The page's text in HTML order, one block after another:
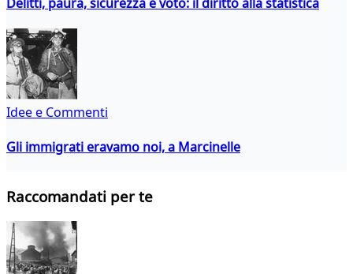
Idee e Commenti
Gli immigrati eravamo noi, a Marcinelle
Raccomandati per te